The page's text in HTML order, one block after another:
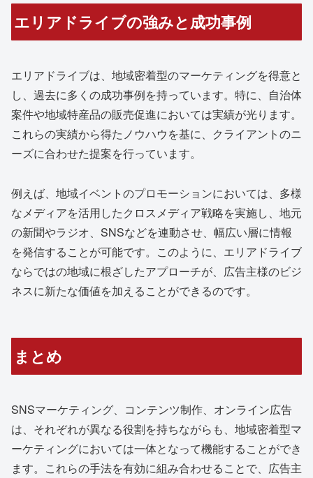
エリアドライブの強みと成功事例
エリアドライブは、地域密着型のマーケティングを得意と
し、過去に多くの成功事例を持っています。特に、自治体
案件や地域特産品の販売促進においては実績が光ります。
これらの実績から得たノウハウを基に、クライアントのニ
ーズに合わせた提案を行っています。
例えば、地域イベントのプロモーションにおいては、多様
なメディアを活用したクロスメディア戦略を実施し、地元
の新聞やラジオ、SNSなどを連動させ、幅広い層に情報
を発信することが可能です。このように、エリアドライブ
ならではの地域に根ざしたアプローチが、広告主様のビジ
ネスに新たな価値を加えることができるのです。
まとめ
SNSマーケティング、コンテンツ制作、オンライン広告
は、それぞれが異なる役割を持ちながらも、地域密着型マ
ーケティングにおいては一体となって機能することができ
ます。これらの手法を有効に組み合わせることで、広告主